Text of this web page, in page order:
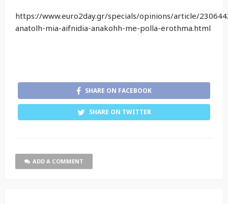
https://www.euro2day.gr/specials/opinions/article/
anatolh-mia-aifnidia-anakohh-me-polla-erothma.html
SHARE ON FACEBOOK
SHARE ON TWITTER
ADD A COMMENT